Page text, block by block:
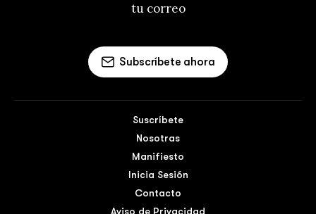
tu correo
Subscríbete ahora
Suscríbete
Nosotras
Manifiesto
Inicia Sesión
Contacto
Aviso de Privacidad